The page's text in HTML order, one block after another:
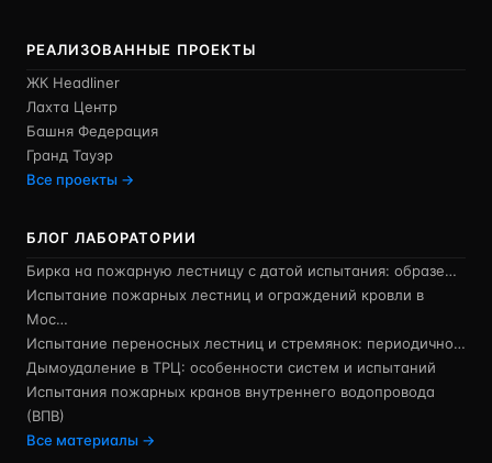
РЕАЛИЗОВАННЫЕ ПРОЕКТЫ
ЖК Headliner
Лахта Центр
Башня Федерация
Гранд Тауэр
Все проекты →
БЛОГ ЛАБОРАТОРИИ
Бирка на пожарную лестницу с датой испытания: образе…
Испытание пожарных лестниц и ограждений кровли в
Мос…
Испытание переносных лестниц и стремянок: периодично…
Дымоудаление в ТРЦ: особенности систем и испытаний
Испытания пожарных кранов внутреннего водопровода
(ВПВ)
Все материалы →